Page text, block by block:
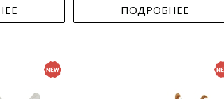
ПОДРОБНЕЕ